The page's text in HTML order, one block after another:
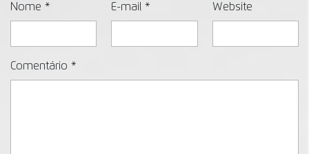
Nome * E-mail* Website
Comentário *